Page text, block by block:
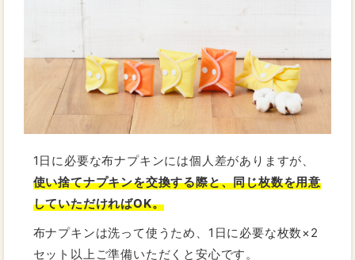
1日に必要な布ナプキンには個人差がありますが、
使い捨てナプキンを交換する際と、同じ枚数を用意
していただければOK。
布ナプキンは洗って使うため、1日に必要な枚数×2
セット以上ご準備いただくと安心です。